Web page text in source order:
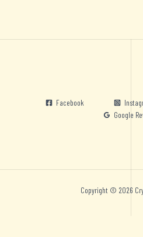
Facebook
Google
Copyright © 2026